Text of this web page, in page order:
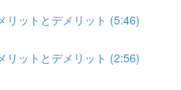
ットとデメリット (5:46)
ットとデメリット (2:56)